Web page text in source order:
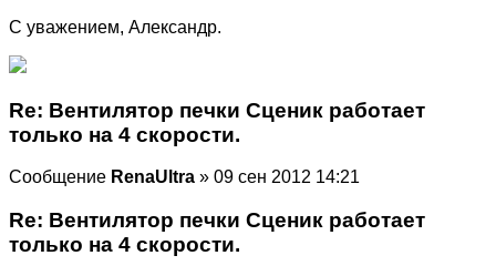
С уважением, Александр.
Re: Вентилятор печки Сценик работает
только на 4 скорости.
Сообщение RenaUltra » 09 сен 2012 14:21
Re: Вентилятор печки Сценик работает
только на 4 скорости.